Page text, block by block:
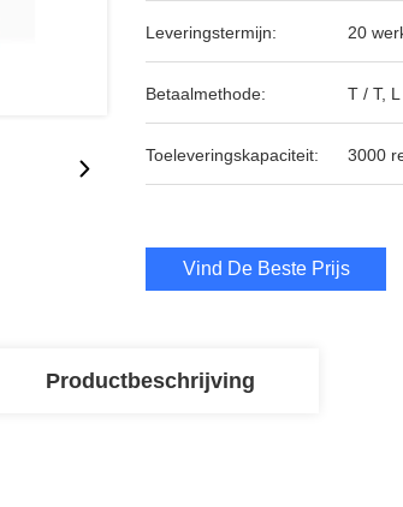
Leveringstermijn: 20
Betaalmethode: T / T,
Toeleveringskapaciteit: 3000
Vind De Beste Prijs
Productbeschrijving